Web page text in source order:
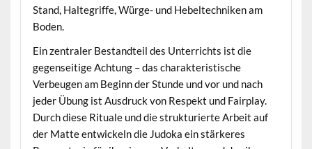
Stand, Haltegriffe, Würge- und Hebeltechniken am
Boden.
Ein zentraler Bestandteil des Unterrichts ist die
gegenseitige Achtung – das charakteristische
Verbeugen am Beginn der Stunde und vor und nach
jeder Übung ist Ausdruck von Respekt und Fairplay.
Durch diese Rituale und die strukturierte Arbeit auf
der Matte entwickeln die Judoka ein stärkeres